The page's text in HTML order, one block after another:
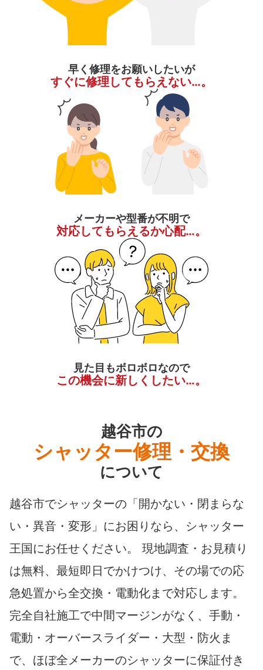
早く修理をお願いしたいが
すぐに修理してもらえない…。
メーカーや型番が不明で
対応してもらえるか心配…。
見た目もボロボロなので
この機会に新しくしたい…。
越谷市の
シャッター修理・交換
について
越谷市でシャッターの「開かない・閉まらな
い・異音・変形」にお困りなら、シャッター
王国にお任せください。 現地調査・お見積り
は無料、最短即日でかけつけ、その場での応
急処置から全交換・電動化まで対応します。
完全自社施工で中間マージンがなく、手動・
電動・オーバースライダー・大型・防火ま
で、ほぼ全メーカーのシャッターに保証付き